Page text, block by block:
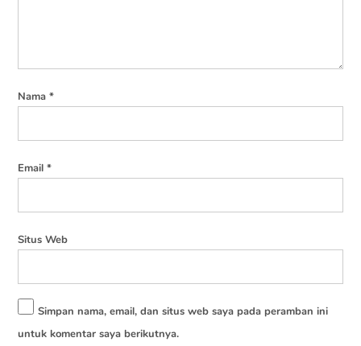
Nama*
Email*
Situs Web
Simpan nama, email, dan situs web saya pada peramban ini
untuk komentar saya berikutnya.